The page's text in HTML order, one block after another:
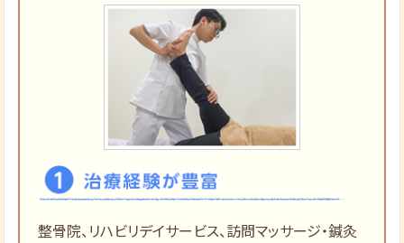
整骨院、リハビリデイサービス、訪問マッサージ・鍼灸